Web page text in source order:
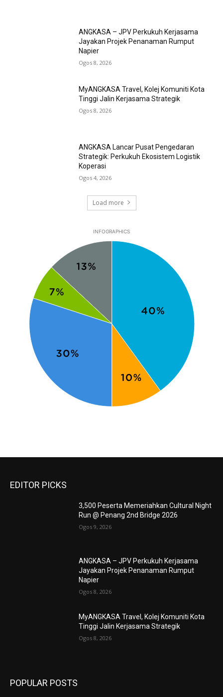
ANGKASA – JPV Perkukuh Kerjasama
Jayakan Projek Penanaman Rumput
Napier
Ogos 8, 2026
MyANGKASA Travel, Kolej Komuniti Kota
Tinggi Jalin Kerjasama Strategik
Ogos 8, 2026
ANGKASA Lancar Pusat Pengedaran
Strategik: Perkukuh Ekosistem Logistik
Koperasi
Ogos 4, 2026
Load more
INFOGRAPHICS
EDITOR PICKS
3,500 Peserta Memeriahkan Cultural Night
Run @ Penang 2nd Bridge 2026
Ogos 9, 2026
ANGKASA – JPV Perkukuh Kerjasama
Jayakan Projek Penanaman Rumput
Napier
Ogos 8, 2026
MyANGKASA Travel, Kolej Komuniti Kota
Tinggi Jalin Kerjasama Strategik
Ogos 8, 2026
POPULAR POSTS